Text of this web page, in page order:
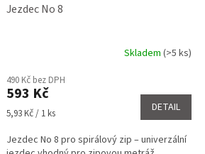
Jezdec No 8
Skladem (>5 ks)
490 Kč bez DPH
593 Kč
Měrná
5,93 Kč / 1 ks DETAIL
Jezdec No 8 pro spirálový zip – univerzální